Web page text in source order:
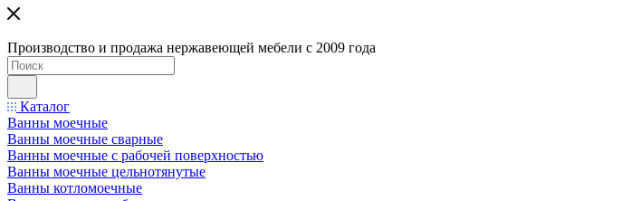
Производство и продажа нержавеющей мебели с 2009 года
Каталог
Ванны моечные
Ванны моечные сварные
Ванны моечные с рабочей поверхностью
Ванны моечные цельнотянутые
Ванны котломоечные